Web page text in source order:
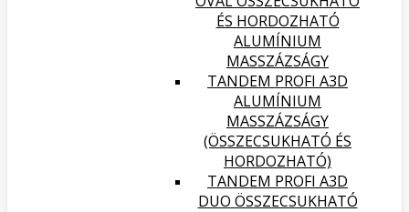
ÉS HORDOZHATÓ
ALUMÍNIUM
MASSZÁZSÁGY
TANDEM PROFI A3D
ALUMÍNIUM
MASSZÁZSÁGY
(ÖSSZECSUKHATÓ ÉS
HORDOZHATÓ)
TANDEM PROFI A3D
DUO ÖSSZECSUKHATÓ